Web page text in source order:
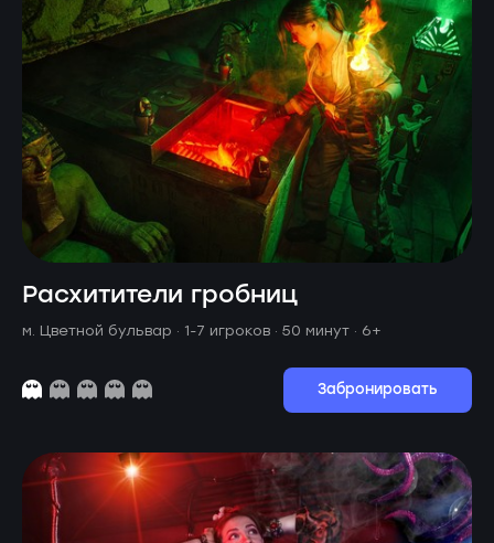
Расхитители гробниц
м. Цветной бульвар · 1-7 игроков · 50 минут · 6+
Забронировать